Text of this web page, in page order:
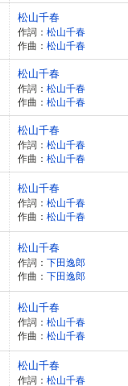
松山千春
作詞： 松山千春
作曲： 松山千春
松山千春
作詞： 松山千春
作曲： 松山千春
松山千春
作詞： 松山千春
作曲： 松山千春
松山千春
作詞： 松山千春
作曲： 松山千春
松山千春
作詞： 下田逸郎
作曲： 下田逸郎
松山千春
作詞： 松山千春
作曲： 松山千春
松山千春
作詞： 松山千春